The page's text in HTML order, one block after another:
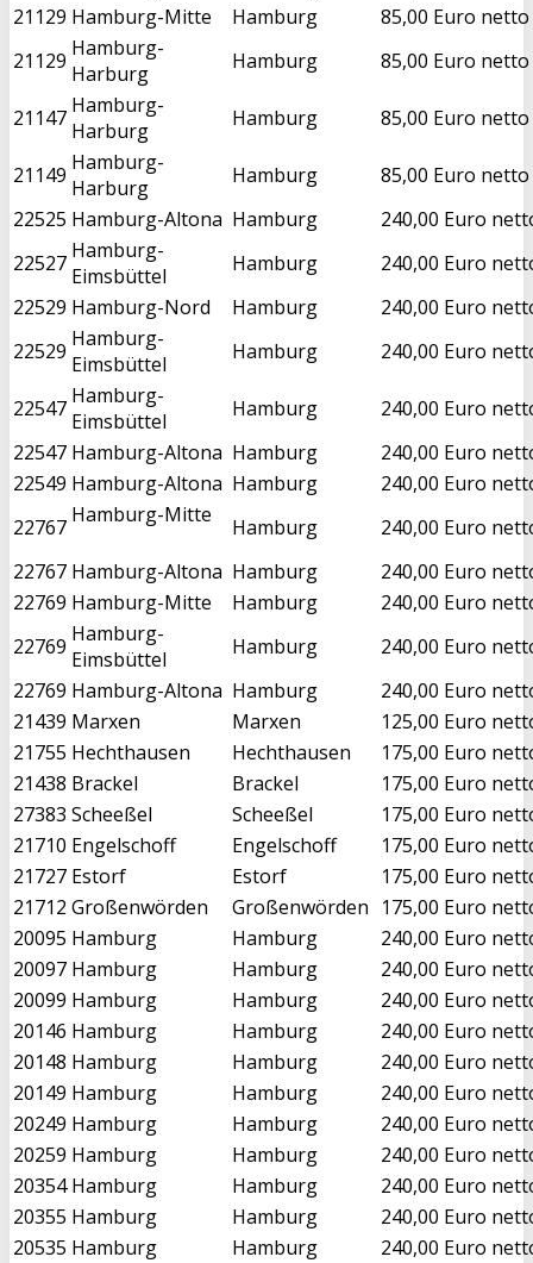
21129 Hamburg-Mitte Hamburg
85,00 Euro netto
21129 Hamburg-
Harburg
Hamburg 85,00 Euro netto
21147 Hamburg-
Harburg
Hamburg 85,00 Euro netto
21149 Hamburg-
Harburg
Hamburg
85,00 Euro netto
22525 Hamburg-Altona Hamburg
240,00 Euro
22527 Hamburg-
Eimsbüttel
Hamburg
240,00 Euro
22529 Hamburg-Nord Hamburg
240,00 Euro
22529 Hamburg-
Eimsbüttel
Hamburg 240,00 Euro
22547 Hamburg-
Eimsbüttel
Hamburg
240,00 Euro
22547 Hamburg-Altona Hamburg
240,00 Euro
22549 Hamburg-Altona Hamburg
240,00 Euro
22767 Hamburg-Mitte Hamburg
240,00 Euro
22767 Hamburg-Altona Hamburg
240,00 Euro
22769 Hamburg-Mitte Hamburg
240,00 Euro
22769 Hamburg-
Eimsbüttel
Hamburg
240,00 Euro
22769 Hamburg-Altona Hamburg
240,00 Euro
21439 Marxen Marxen
125,00 Euro
21755 Hechthausen Hechthausen
175,00 Euro
21438 Brackel Brackel
175,00 Euro
27383 Scheeßel Scheeßel
175,00 Euro
21710 Engelschoff Engelschoff
175,00 Euro
21727 Estorf Estorf
175,00 Euro
21712 Großenwörden Großenwörden 175,00 Euro
20095 Hamburg Hamburg
240,00 Euro
20097 Hamburg Hamburg
240,00 Euro
20099 Hamburg Hamburg
240,00 Euro
20146 Hamburg Hamburg
240,00 Euro
20148 Hamburg Hamburg
240,00 Euro
20149 Hamburg Hamburg
240,00 Euro
20249 Hamburg Hamburg
240,00 Euro
20259 Hamburg Hamburg
240,00 Euro
20354 Hamburg Hamburg
240,00 Euro
20355 Hamburg Hamburg
240,00 Euro
20535 Hamburg Hamburg
240,00 Euro